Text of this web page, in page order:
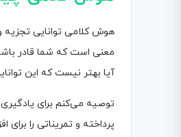
هوش کلامی توانایی تجزیه
معنی است که شما قادر
آیا بهتر نیست که این
توصیه می‌کنم برای
پرداخته و تمریناتی را برای